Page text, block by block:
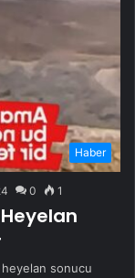
Haber
0 1
sonucu